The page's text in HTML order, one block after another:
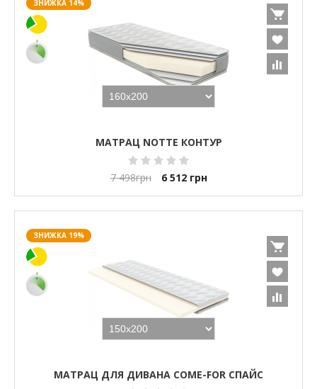
ЗНИЖКА 14%
МАТРАЦ NOTTE КОНТУР
7 498грн 6 512 грн
ЗНИЖКА 19%
МАТРАЦ ДЛЯ ДИВАНА COME-FOR СПАЙС